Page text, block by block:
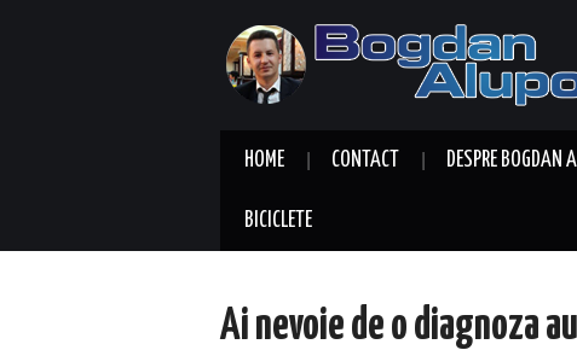
HOME CONTACT DESPRE BOGDAN
BICICLETE
Ai nevoie de o diagnoza